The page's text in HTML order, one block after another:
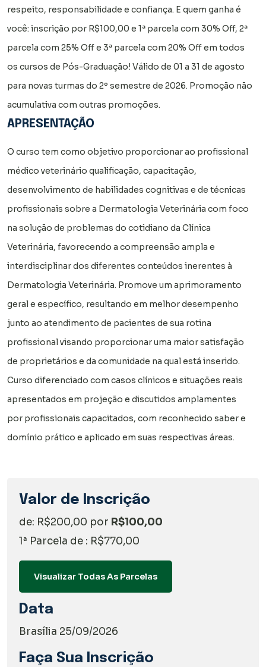
respeito, responsabilidade e confiança. E quem ganha é
você: inscrição por R$100,00 e 1ª parcela com 30% Off, 2ª
parcela com 25% Off e 3ª parcela com 20% Off em todos
os cursos de Pós-Graduação! Válido de 01 a 31 de agosto
para novas turmas do 2º semestre de 2026. Promoção não
acumulativa com outras promoções.
APRESENTAÇÃO
O curso tem como objetivo proporcionar ao profissional
médico veterinário qualificação, capacitação,
desenvolvimento de habilidades cognitivas e de técnicas
profissionais sobre a Dermatologia Veterinária com foco
na solução de problemas do cotidiano da Clínica
Veterinária, favorecendo a compreensão ampla e
interdisciplinar dos diferentes conteúdos inerentes à
Dermatologia Veterinária. Promove um aprimoramento
geral e específico, resultando em melhor desempenho
junto ao atendimento de pacientes de sua rotina
profissional visando proporcionar uma maior satisfação
de proprietários e da comunidade na qual está inserido.
Curso diferenciado com casos clínicos e situações reais
apresentados em projeção e discutidos amplamentes
por profissionais capacitados, com reconhecido saber e
domínio prático e aplicado em suas respectivas áreas.
Valor de Inscrição
de: R$200,00 por R$100,00
1ª Parcela de : R$770,00
Visualizar Todas As Parcelas
Data
Brasília 25/09/2026
Faça Sua Inscrição